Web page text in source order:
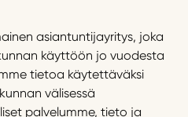
asiantuntijayritys, joka
käyttöön jo vuodesta
tietoa käytettäväksi
välisessä
palvelumme, tieto ja